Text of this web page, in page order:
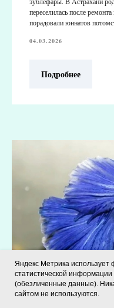
Станьте
переселилась после
порадовали юннатов
04.03.2026
Подробнее
Яндекс Метрика
статистической
(обезличенные данные).
сайтом не используются.